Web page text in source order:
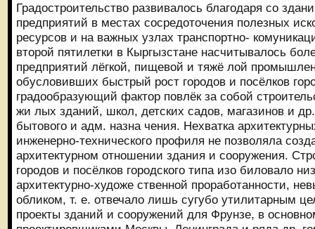
Градостроительство развивалось благодаря со
предприятий в местах сосредоточения полезных
ресурсов и на важных узлах транспортно-
второй пятилетки в Кыргызстане насчитывалось
предприятий лёгкой, пищевой и тяжё лой
обусловивших быстрый рост городов и посёлков
градообразующий фактор повлёк за собой
жи лых зданий, школ, детских садов, магазинов и др.
бытового и адм. назна чения. Нехватка
инженерно-технического профиля не позволяла
архитектурном отношении здания и сооружения.
городов и посёлков городского типа изо биловало
архитектурно-художе ственной проработанности,
обликом, т. е. отвечало лишь сугубо утилитарным
проекты зданий и сооружений для Фрунзе, в